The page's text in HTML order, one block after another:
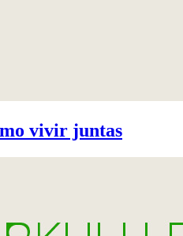
vivir juntas